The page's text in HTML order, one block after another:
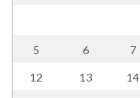
5 6 7
12 13 14